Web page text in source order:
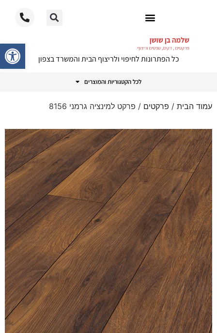
פתח
כל הפתרונות לחיפוי ולריצוף הבית והמשרד בצפון
לכל הקטגוריות והמוצרים
עמוד הבית / פרקטים / פרקט למינציה גרמני 8156